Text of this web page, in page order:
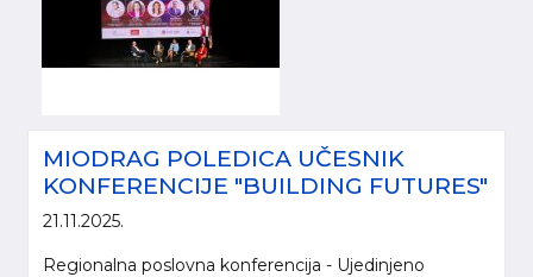
MIODRAG POLEDICA UČESNIK
KONFERENCIJE "BUILDING FUTURES"
21.11.2025.
Regionalna poslovna konferencija - Ujedinjeno